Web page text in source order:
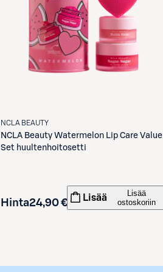
NCLA BEAUTY
NCLA Beauty Watermelon Lip Care Value
Set huultenhoitosetti
Hinta24,90 € Lisää
Lisää
ostoskoriin